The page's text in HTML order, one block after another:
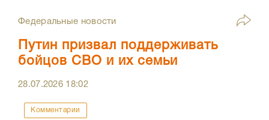
Федеральные новости
Путин призвал поддерживать
бойцов СВО и их семьи
28.07.2026 18:02
Комментарии